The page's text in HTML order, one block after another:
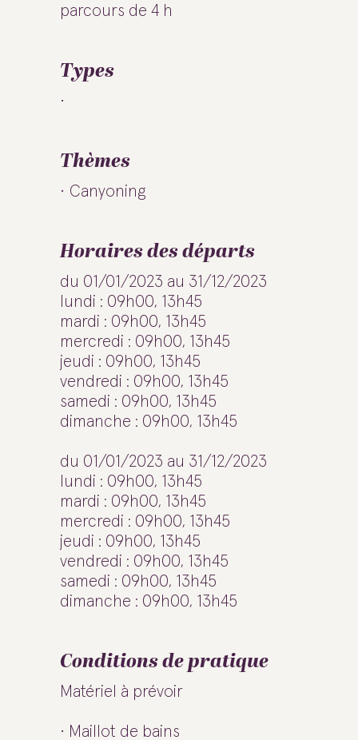
parcours de 4 h
Types
Thèmes
Canyoning
Horaires des départs
du 01/01/2023 au 31/12/2023
lundi : 09h00, 13h45
mardi : 09h00, 13h45
mercredi : 09h00, 13h45
jeudi : 09h00, 13h45
vendredi : 09h00, 13h45
samedi : 09h00, 13h45
dimanche : 09h00, 13h45
du 01/01/2023 au 31/12/2023
lundi : 09h00, 13h45
mardi : 09h00, 13h45
mercredi : 09h00, 13h45
jeudi : 09h00, 13h45
vendredi : 09h00, 13h45
samedi : 09h00, 13h45
dimanche : 09h00, 13h45
Conditions de pratique
Matériel à prévoir
• Maillot de bains